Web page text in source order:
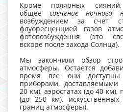
Кроме полярных
общее свечение ночного
возбуждением за счет
флуоресценцией газов
фотовозбуждення (это
вскоре после захода Солнца).
Мы закончили обзор
атмосферы. Остается
время все они
приборами, доставляемыми
20 км), аэростатах (до 40 км),
(до 250 км),
границ атмосферы).